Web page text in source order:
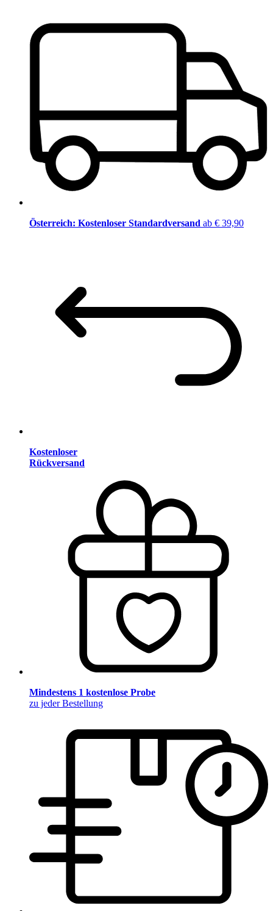
Österreich: Kostenloser Standardversand ab € 39,90
Kostenloser
Rückversand
Mindestens 1 kostenlose Probe
zu jeder Bestellung